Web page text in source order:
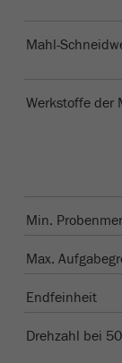
Mahl-
Werkstoffe der
Min.
Max.
Endfeinheit
Drehzahl bei